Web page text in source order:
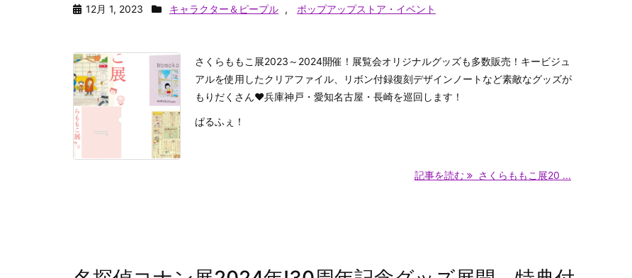
12月 1, 2023 キャラクター＆ピープル , ポップアップストア・イベント
さくらももこ展2023～2024開催！展覧会オリジナルグッズも多数販売！キービジュ
アルを使用したクリアファイル、リボン付録復刻デザインノートなど素敵なグッズが
もりだくさん♥兵庫神戸・愛知名古屋・長崎を巡回します！
ぱるふぇ！
記事を読む さくらももこ展20 ...